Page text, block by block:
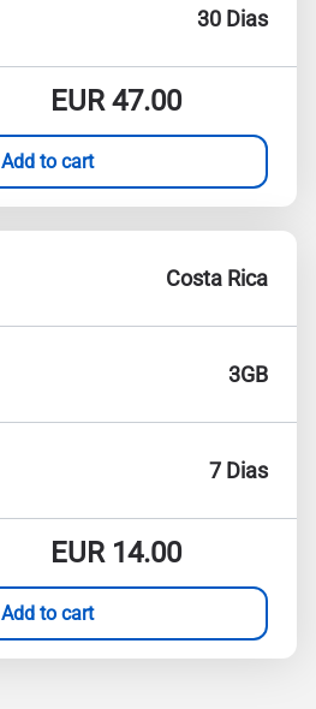
30 Dias
EUR47.00
Add to cart
Costa Rica
3GB
7 Dias
EUR14.00
Add to cart